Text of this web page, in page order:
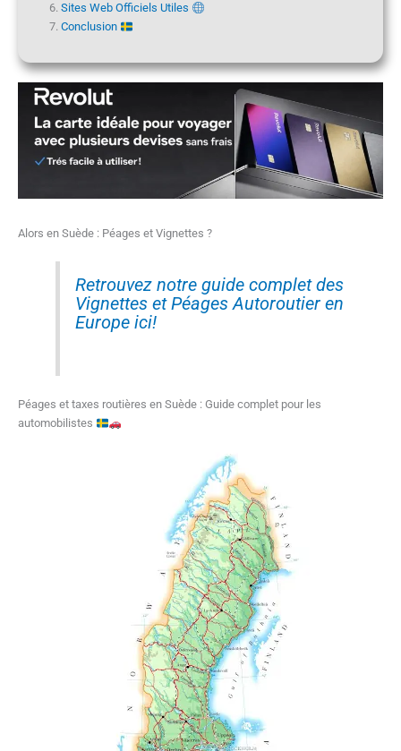
Sites Web Officiels Utiles
Conclusion
Alors en Suède : Péages et Vignettes ?
Retrouvez notre guide complet des
Vignettes et Péages Autoroutier en
Europe ici!
Péages et taxes routières en Suède : Guide complet pour les
automobilistes